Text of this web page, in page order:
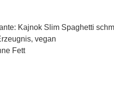
Kajnok Slim Spaghetti
vegan
Fett